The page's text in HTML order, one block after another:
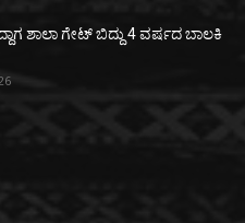
ಶಾಲಾ ಗೇಟ್‌ ಬಿದ್ದು 4 ವರ್ಷದ ಬಾಲಕಿ